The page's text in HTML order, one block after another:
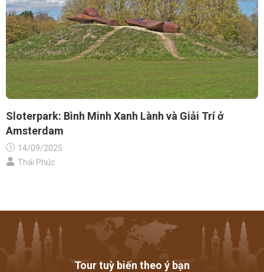
Sloterpark: Bình Minh Xanh Lành và Giải Trí ở
Amsterdam
14/09/2025
Thái Phúc
Tour tuỳ biến theo ý bạn